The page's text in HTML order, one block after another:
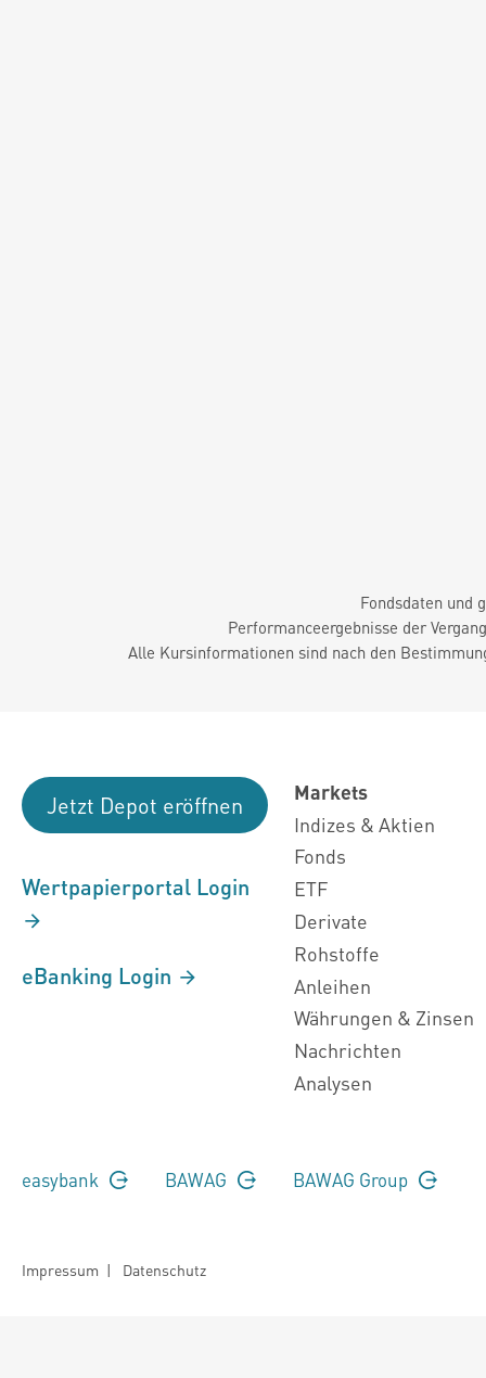
Fondsdaten und
Performanceergebnisse der
Alle Kursinformationen sind nach den
Jetzt Depot eröffnen
Wertpapierportal Login
eBanking Login
Markets
Indizes & Aktien
Fonds
ETF
Derivate
Rohstoffe
Anleihen
Währungen & Zinsen
Nachrichten
Analysen
easybank BAWAG BAWAG Group
Impressum | Datenschutz